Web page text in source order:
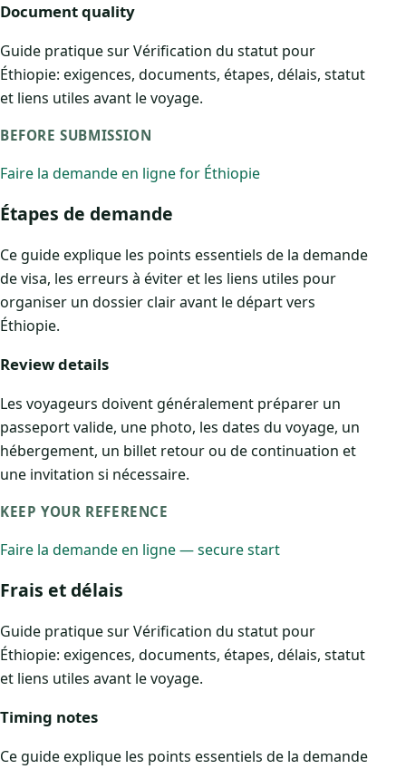
Document quality
Guide pratique sur Vérification du statut pour
Éthiopie: exigences, documents, étapes, délais, statut
et liens utiles avant le voyage.
BEFORE SUBMISSION
Faire la demande en ligne for Éthiopie
Étapes de demande
Ce guide explique les points essentiels de la demande
de visa, les erreurs à éviter et les liens utiles pour
organiser un dossier clair avant le départ vers
Éthiopie.
Review details
Les voyageurs doivent généralement préparer un
passeport valide, une photo, les dates du voyage, un
hébergement, un billet retour ou de continuation et
une invitation si nécessaire.
KEEP YOUR REFERENCE
Faire la demande en ligne — secure start
Frais et délais
Guide pratique sur Vérification du statut pour
Éthiopie: exigences, documents, étapes, délais, statut
et liens utiles avant le voyage.
Timing notes
Ce guide explique les points essentiels de la demande